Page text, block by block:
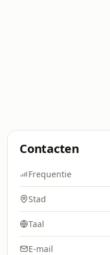
Contacten
Frequentie
Stad
Taal
E-mail